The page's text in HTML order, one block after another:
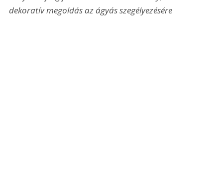
dekoratív megoldás az ágyás szegélyezésére